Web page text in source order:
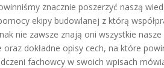
znacznie poszerzyć naszą
ekipy budowlanej z którą
nie zawsze znają oni wszystkie
oraz dokładne opisy cech, na które
fachowcy w swoich wpisach